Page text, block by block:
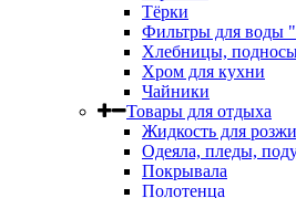
Тёрки
Фильтры для воды
Хлебницы,
Хром для кухни
Чайники
Товары для отдыха
Жидкость для
Одеяла, пледы,
Покрывала
Полотенца